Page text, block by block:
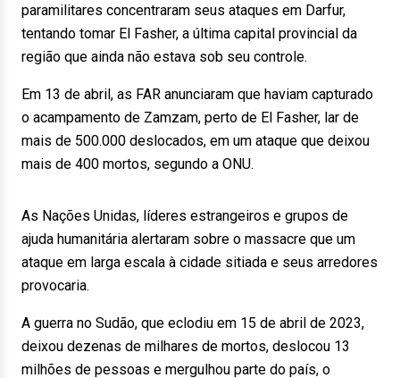
paramilitares concentraram seus ataques em Darfur,
tentando tomar El Fasher, a última capital provincial da
região que ainda não estava sob seu controle.
Em 13 de abril, as FAR anunciaram que haviam capturado
o acampamento de Zamzam, perto de El Fasher, lar de
mais de 500.000 deslocados, em um ataque que deixou
mais de 400 mortos, segundo a ONU.
As Nações Unidas, líderes estrangeiros e grupos de
ajuda humanitária alertaram sobre o massacre que um
ataque em larga escala à cidade sitiada e seus arredores
provocaria.
A guerra no Sudão, que eclodiu em 15 de abril de 2023,
deixou dezenas de milhares de mortos, deslocou 13
milhões de pessoas e mergulhou parte do país, o